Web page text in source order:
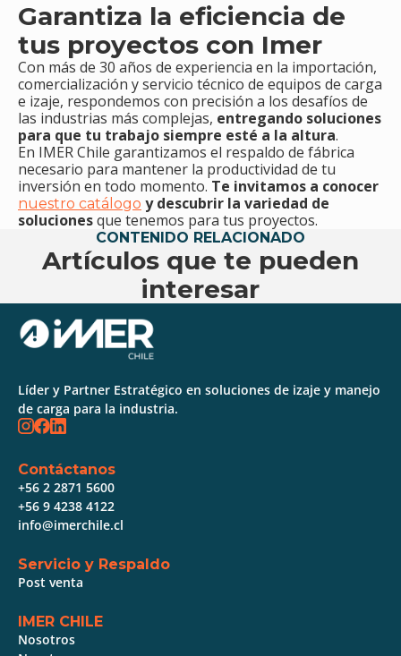
Garantiza la eficiencia de
tus proyectos con Imer
Con más de 30 años de experiencia en la importación,
comercialización y servicio técnico de equipos de carga
e izaje, respondemos con precisión a los desafíos de
las industrias más complejas, entregando soluciones
para que tu trabajo siempre esté a la altura.
En IMER Chile garantizamos el respaldo de fábrica
necesario para mantener la productividad de tu
inversión en todo momento. Te invitamos a conocer
nuestro catálogo y descubrir la variedad de
solucionesque tenemos para tus proyectos.
CONTENIDO RELACIONADO
Artículos que te pueden
interesar
Líder y Partner Estratégico en soluciones de izaje y manejo
de carga para la industria.
Contáctanos
+56 2 2871 5600
+56 9 4238 4122
info@imerchile.cl
Servicio y Respaldo
Post venta
IMER CHILE
Nosotros